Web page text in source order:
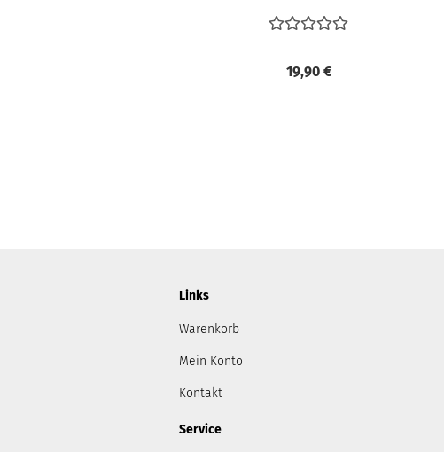
19,90 €
Links
Warenkorb
Mein Konto
Kontakt
Service